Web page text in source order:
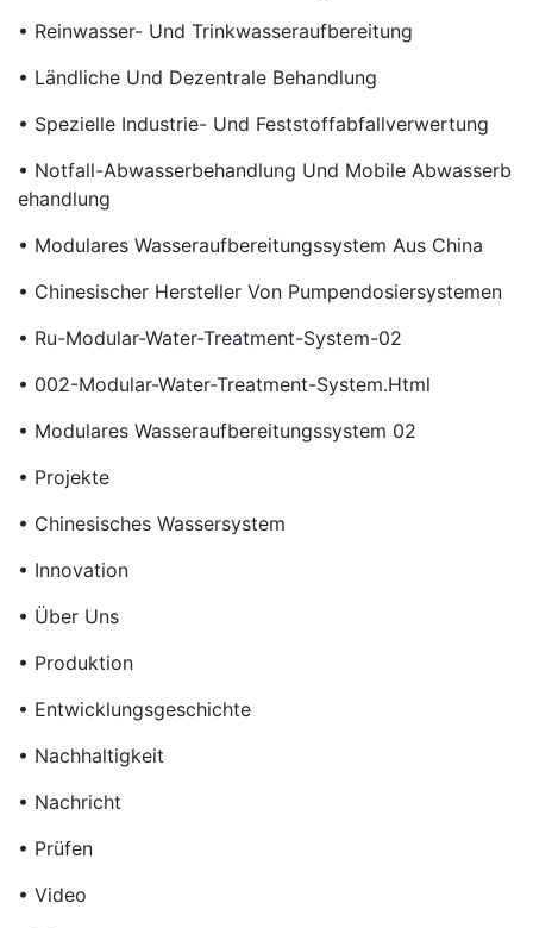
• Reinwasser- Und Trinkwasseraufbereitung
• Ländliche Und Dezentrale Behandlung
• Spezielle Industrie- Und Feststoffabfallverwertung
• Notfall-Abwasserbehandlung Und Mobile Abwasserb
Ehandlung
• Modulares Wasseraufbereitungssystem Aus China
• Chinesischer Hersteller Von Pumpendosiersystemen
• Ru-Modular-Water-Treatment-System-02
• 002-Modular-Water-Treatment-System.html
• Modulares Wasseraufbereitungssystem 02
• Projekte
• Chinesisches Wassersystem
• Innovation
• Über Uns
• Produktion
• Entwicklungsgeschichte
• Nachhaltigkeit
• Nachricht
• Prüfen
• Video